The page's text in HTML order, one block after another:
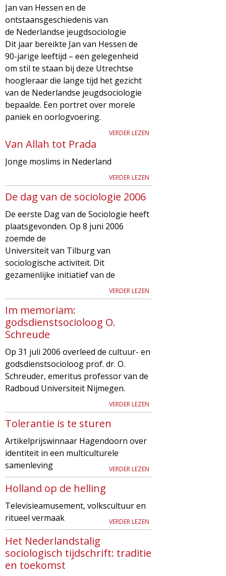
i
o
l
o
g
i
e
M
a
g
a
z
i
n
e
d
m
e
n
u
Jan van Hessen en de
ontstaansgeschiedenis van
de Nederlandse jeugdsociologie
Dit jaar bereikte Jan van Hessen de
90-jarige leeftijd – een gelegenheid
om stil te staan bij deze Utrechtse
hoogleraar die lange tijd het gezicht
van de Nederlandse jeugdsociologie
bepaalde. Een portret over morele
paniek en oorlogvoering.
VERDER LEZEN
Van Allah tot Prada
Jonge moslims in Nederland
VERDER LEZEN
De dag van de sociologie 2006
De eerste Dag van de Sociologie heeft
plaatsgevonden. Op 8 juni 2006
zoemde de
Universiteit van Tilburg van
sociologische activiteit. Dit
gezamenlijke initiatief van de
VERDER LEZEN
Im memoriam:
godsdienstsocioloog O.
Schreude
Op 31 juli 2006 overleed de cultuur- en
godsdienstsocioloog prof. dr. O.
Schreuder, emeritus professor van de
Radboud Universiteit Nijmegen.
VERDER LEZEN
Tolerantie is te sturen
Artikelprijswinnaar Hagendoorn over
identiteit in een multiculturele
samenleving
VERDER LEZEN
Holland op de helling
Televisieamusement, volkscultuur en
ritueel vermaak
VERDER LEZEN
Het Nederlandstalig
sociologisch tijdschrift: traditie
en toekomst